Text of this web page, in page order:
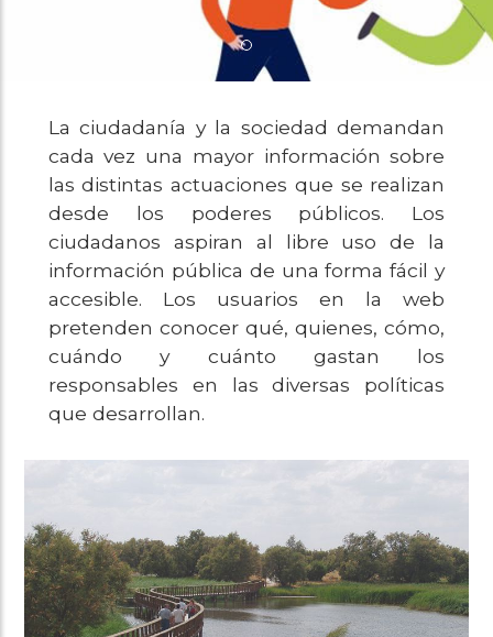
La ciudadanía y la sociedad demandan
cada vez una mayor información sobre
las distintas actuaciones que se realizan
desde los poderes públicos. Los
ciudadanos aspiran al libre uso de la
información pública de una forma fácil y
accesible. Los usuarios en la web
pretenden conocer qué, quienes, cómo,
cuándo y cuánto gastan los
responsables en las diversas políticas
que desarrollan.